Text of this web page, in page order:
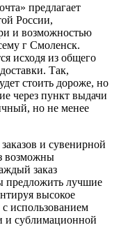
предлагает
России,
и возможностью
г Смоленск.
исходя из общего
Так,
стоить дороже, но
через пункт выдачи
но не менее
и сувенирной
возможны
заказ
предложить лучшие
высокое
использованием
и сублимационной